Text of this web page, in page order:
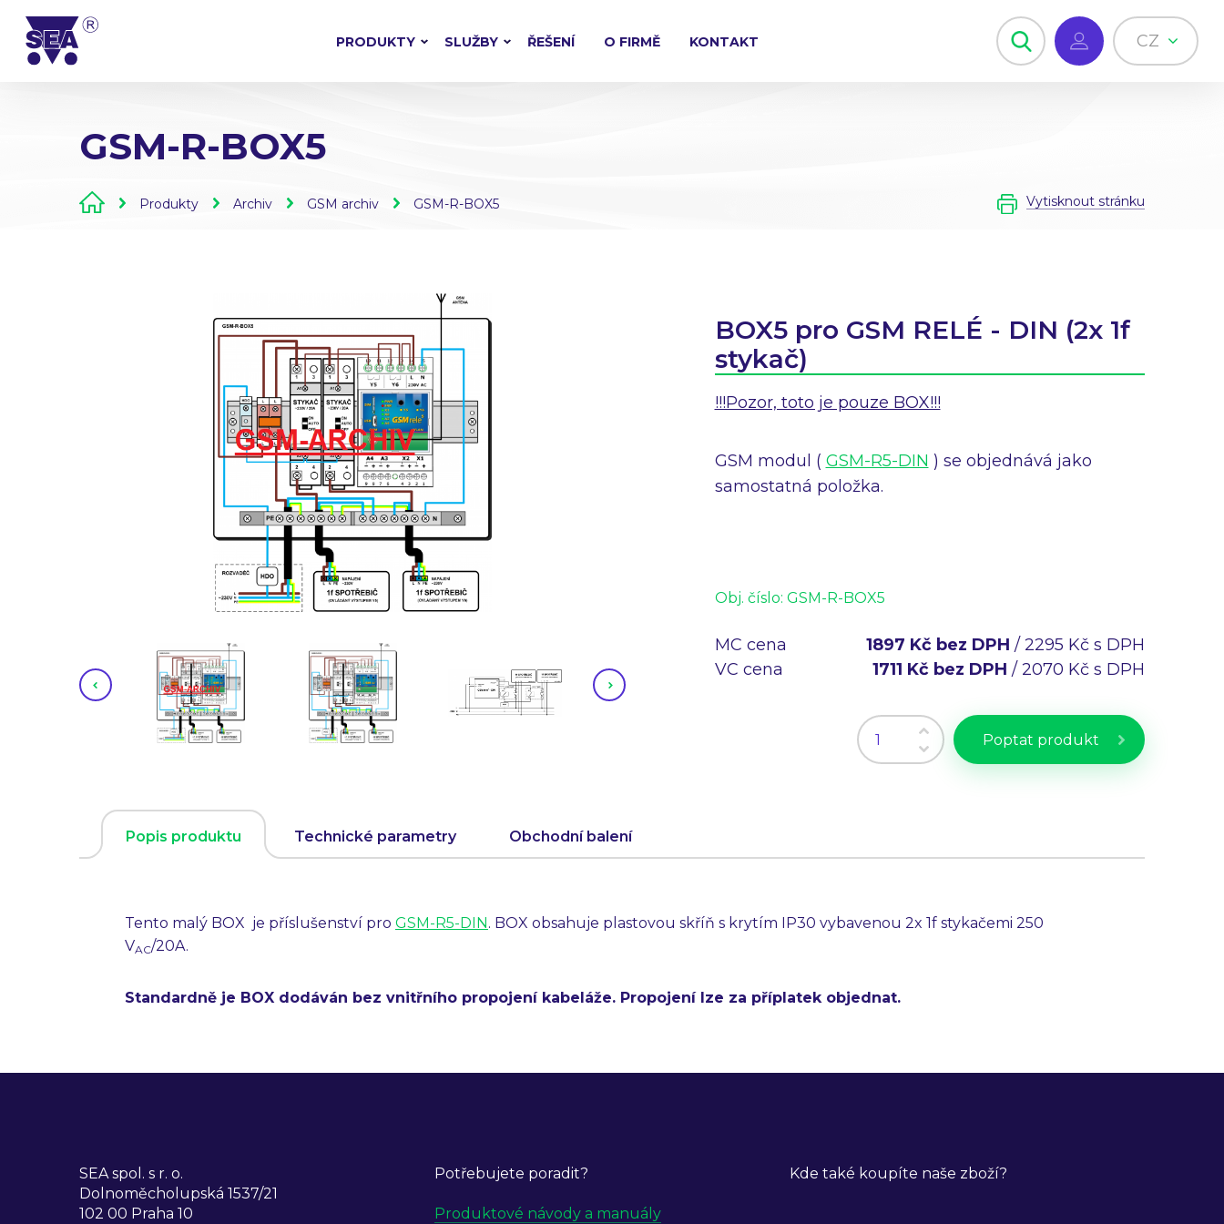
PRODUKTY SLUŽBY ŘEŠENÍ O FIRMĚ KONTAKT CZ
GSM-R-BOX5
Produkty Archiv GSM archiv GSM-R-BOX5 Vytisknout stránku
BOX5 pro GSM RELÉ - DIN (2x 1f
stykač)
!!!Pozor, toto je pouze BOX!!!
GSM modul ( GSM-R5-DIN ) se objednává jako
samostatná položka.
Obj. číslo: GSM-R-BOX5
MC cena 1897 Kč bez DPH / 2295 Kč s DPH
VC cena
1711 Kč bez DPH / 2070 Kč s DPH
Poptat produkt
Popis produktu Technické parametry Obchodní balení
Tento malý BOX je příslušenství pro GSM-R5-DIN . BOX obsahuje plastovou skříň s krytím IP30 vybavenou 2x 1f stykačemi 250
VAC/20A.
Standardně je BOX dodáván bez vnitřního propojení kabeláže. Propojení lze za příplatek objednat.
SEA spol. s r. o.
Dolnoměcholupská 1537/21
102 00 Praha 10
Potřebujete poradit?
Produktové návody a manuály
Kde také koupíte naše zboží?